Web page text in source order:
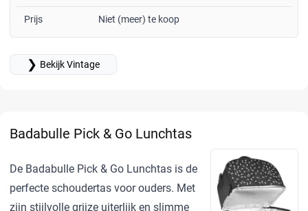
Prijs Niet (meer) te koop
❯ Bekijk Vintage
Badabulle Pick & Go Lunchtas
De Badabulle Pick & Go Lunchtas is de
perfecte schoudertas voor ouders. Met
zijn stijlvolle grijze uiterlijk en slimme